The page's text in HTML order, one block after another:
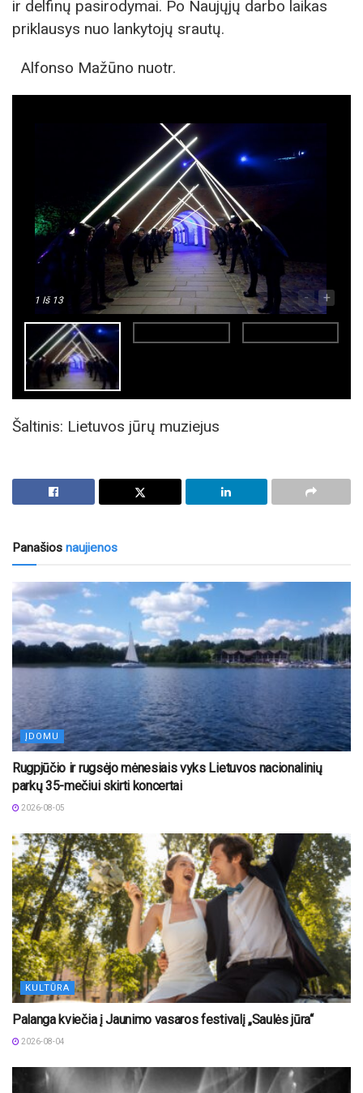
ir delfinų pasirodymai. Po Naujųjų darbo laikas
priklausys nuo lankytojų srautų.
Alfonso Mažūno nuotr.
1 Iš 13 - +
Šaltinis: Lietuvos jūrų muziejus
Panašios naujienos
ĮDOMU
Rugpjūčio ir rugsėjo mėnesiais vyks Lietuvos nacionalinių
parkų 35-mečiui skirti koncertai
2026-08-05
KULTŪRA
Palanga kviečia į Jaunimo vasaros festivalį „Saulės jūra“
2026-08-04